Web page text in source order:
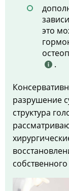
это
.
разрушение
структура